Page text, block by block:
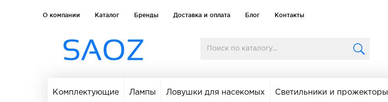
О компании Каталог Бренды Доставка и оплата Блог Контакты
Комплектующие Лампы Ловушки для насекомых Светильники и прожекторы